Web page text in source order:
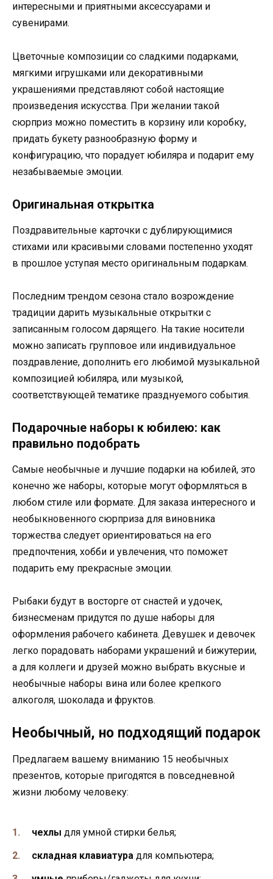
интересными и приятными аксессуарами и
сувенирами.
Цветочные композиции со сладкими подарками,
мягкими игрушками или декоративными
украшениями представляют собой настоящие
произведения искусства. При желании такой
сюрприз можно поместить в корзину или коробку,
придать букету разнообразную форму и
конфигурацию, что порадует юбиляра и подарит ему
незабываемые эмоции.
Оригинальная открытка
Поздравительные карточки с дублирующимися
стихами или красивыми словами постепенно уходят
в прошлое уступая место оригинальным подаркам.
Последним трендом сезона стало возрождение
традиции дарить музыкальные открытки с
записанным голосом дарящего. На такие носители
можно записать групповое или индивидуальное
поздравление, дополнить его любимой музыкальной
композицией юбиляра, или музыкой,
соответствующей тематике празднуемого события.
Подарочные наборы к юбилею: как
правильно подобрать
Самые необычные и лучшие подарки на юбилей, это
конечно же наборы, которые могут оформляться в
любом стиле или формате. Для заказа интересного и
необыкновенного сюрприза для виновника
торжества следует ориентироваться на его
предпочтения, хобби и увлечения, что поможет
подарить ему прекрасные эмоции.
Рыбаки будут в восторге от снастей и удочек,
бизнесменам придутся по душе наборы для
оформления рабочего кабинета. Девушек и девочек
легко порадовать наборами украшений и бижутерии,
а для коллеги и друзей можно выбрать вкусные и
необычные наборы вина или более крепкого
алкоголя, шоколада и фруктов.
Необычный, но подходящий подарок
Предлагаем вашему вниманию 15 необычных
презентов, которые пригодятся в повседневной
жизни любому человеку:
чехлы для умной стирки белья;
складная клавиатура для компьютера;